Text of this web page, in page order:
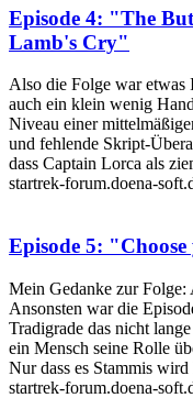
Episode 4: "The
Lamb's Cry"
Also die Folge war etwas
auch ein klein wenig
Niveau einer
und fehlende Skript-
dass Captain Lorca als
startrek-forum.doena-
Episode 5:
Mein Gedanke zur
Ansonsten war die
Tradigrade das nicht
ein Mensch seine Rolle
Nur dass es Stammis
startrek-forum.doena-